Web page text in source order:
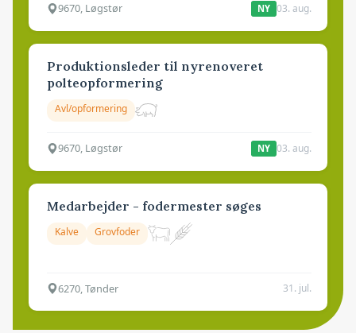
9670, Løgstør NY 03. aug.
Produktionsleder til nyrenoveret
polteopformering
Avl/opformering
9670, Løgstør NY 03. aug.
Medarbejder - fodermester søges
Kalve Grovfoder
6270, Tønder 31. jul.